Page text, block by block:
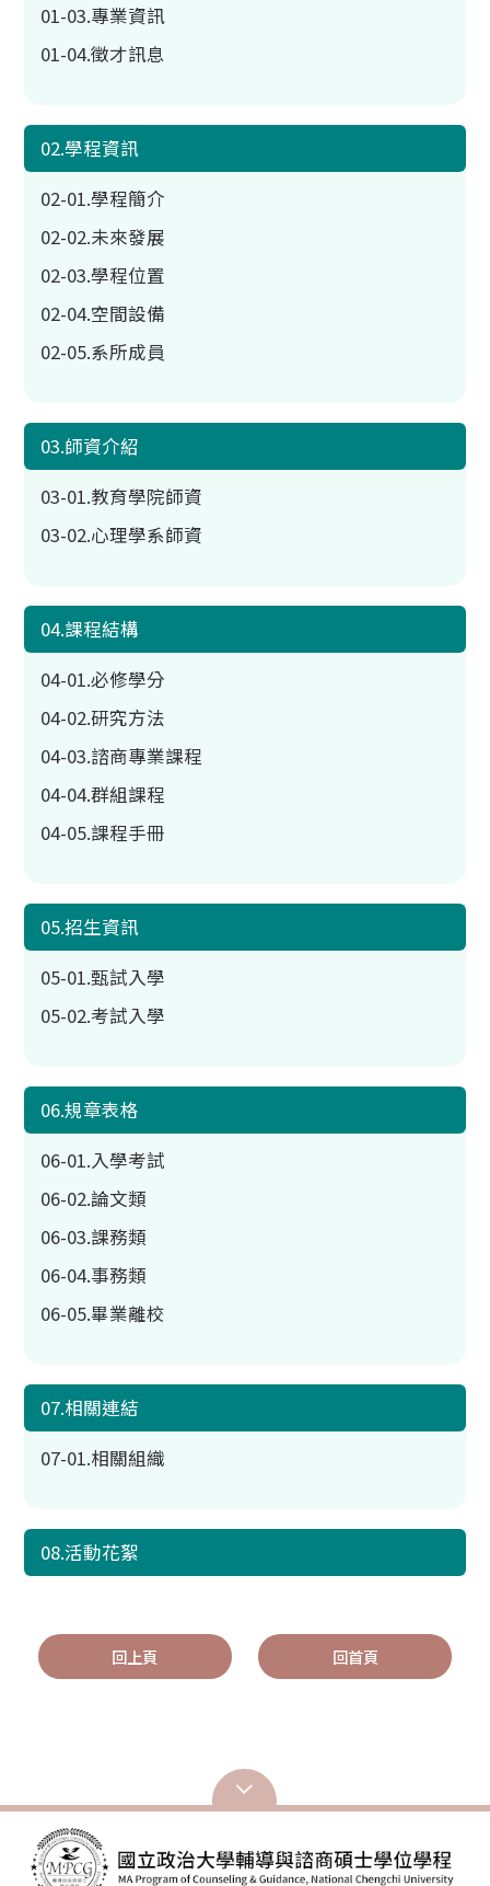
01-03.專業資訊
01-04.徵才訊息
02.學程資訊
02-01.學程簡介
02-02.未來發展
02-03.學程位置
02-04.空間設備
02-05.系所成員
03.師資介紹
03-01.教育學院師資
03-02.心理學系師資
04.課程結構
04-01.必修學分
04-02.研究方法
04-03.諮商專業課程
04-04.群組課程
04-05.課程手冊
05.招生資訊
05-01.甄試入學
05-02.考試入學
06.規章表格
06-01.入學考試
06-02.論文類
06-03.課務類
06-04.事務類
06-05.畢業離校
07.相關連結
07-01.相關組織
08.活動花絮
回上頁 回首頁